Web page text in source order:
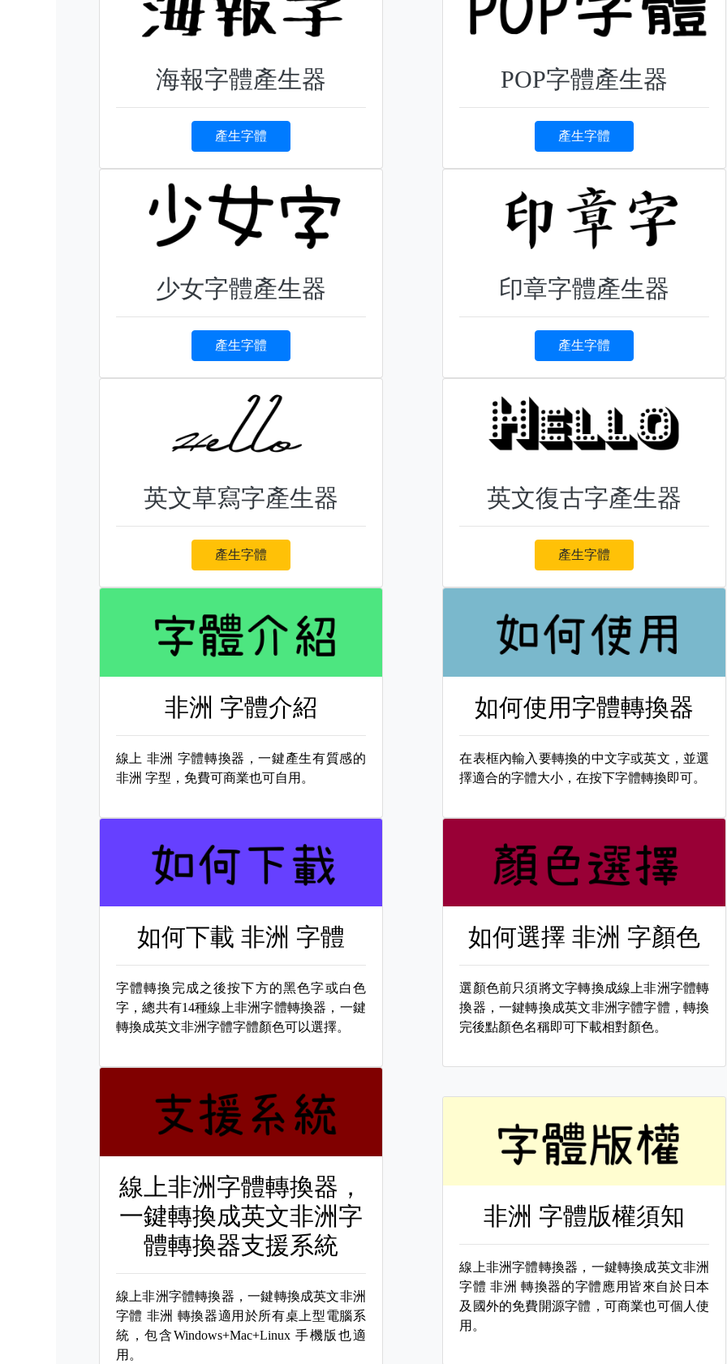
海報字體產生器
產生字體
POP字體產生器
產生字體
少女字體產生器
產生字體
印章字體產生器
產生字體
英文草寫字產生器
產生字體
英文復古字產生器
產生字體
非洲 字體介紹
線上 非洲 字體轉換器，一鍵產生有質感的
非洲 字型，免費可商業也可自用。
如何使用字體轉換器
在表框內輸入要轉換的中文字或英文，並選
擇適合的字體大小，在按下字體轉換即可。
如何下載 非洲 字體
字體轉換完成之後按下方的黑色字或白色
字，總共有14種線上非洲字體轉換器，一鍵
轉換成英文非洲字體字體顏色可以選擇。
如何選擇非洲 字顏色
選顏色前只須將文字轉換成線上非洲字體轉
換器，一鍵轉換成英文非洲字體字體，轉換
完後點顏色名稱即可下載相對顏色。
線上非洲字體轉換器，
一鍵轉換成英文非洲字
體轉換器支援系統
線上非洲字體轉換器，一鍵轉換成英文非洲
字體 非洲 轉換器適用於所有桌上型電腦系
統，包含Windows+Mac+Linux 手機版也適
用。
非洲 字體版權須知
線上非洲字體轉換器，一鍵轉換成英文非洲
字體非洲 轉換器的字體應用皆來自於日本
及國外的免費開源字體，可商業也可個人使
用。